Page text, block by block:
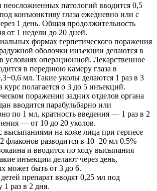
патологий вводится 0,5
конъюнктиву глаза ежедневно или с
1 день. Общая продолжительность
от 1 недели до 20 дней.
формах герпетического поражения
оболочки инъекции делаются в
условиях операционной. Лекарственное
в переднюю камеру глаза в
мл. Такие уколы делаются 1 раз в 3
курс полагается о 3 до 5 инъекций.
поражении задних отделов органа
вводится парабульбарно или
по 1 мл, кратность введения — 1 раз в 2
— от 10 до 20 уколов.
высыпаниями на коже лица при герпесе
флаконов разводится в 10−20 мл 0.5%
и вводится по ходу высыпания
инъекции делают через день,
может быть от 3 до 6.
препарат вводят 0,25 мл под
1 раз в 2 дня.